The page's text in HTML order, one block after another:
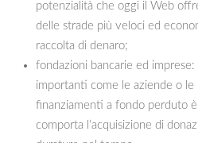
potenzialità che oggi il Web
delle strade più veloci ed
raccolta di denaro;
fondazioni bancarie ed
importanti come le aziende o le
finanziamenti a fondo perduto
comporta l’acquisizione di